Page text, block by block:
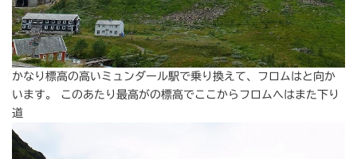
かなり標高の高いミュンダール駅で乗り換えて、フロムはと向か
います。 このあたり最高がの標高でここからフロムへはまた下り
道